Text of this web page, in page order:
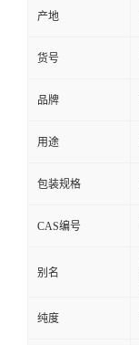
产地
货号
品牌
用途
包装规格
CAS编号
别名
纯度